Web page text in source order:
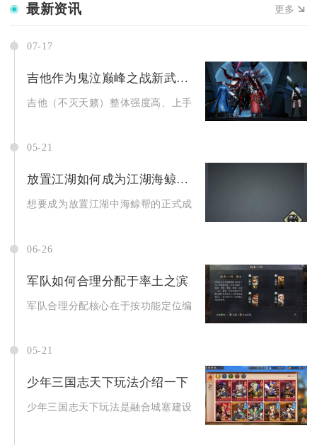
最新资讯 更多
07-17
吉他作为鬼泣巅峰之战新武器真的好用吗
吉他（不灭天籁）整体强度高、上手友好、上限不俗，是极具
05-21
放置江湖如何成为江湖海鲸帮的一名成员
想要成为放置江湖中海鲸帮的正式成员，核心路径在于触发并
06-26
军队如何合理分配于率土之滨
军队合理分配核心在于按功能定位编组、集中资源培养主力、
05-21
少年三国志天下玩法介绍一下
少年三国志天下玩法是融合城塞建设、野外荡寇、资源争夺、